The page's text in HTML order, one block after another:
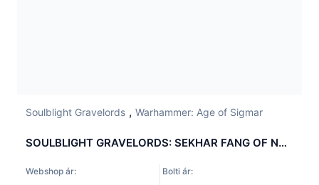
Soulblight Gravelords , Warhammer: Age of Sigmar
SOULBLIGHT GRAVELORDS: SEKHAR FANG OF NULAHMIA
Webshop ár: Bolti ár: